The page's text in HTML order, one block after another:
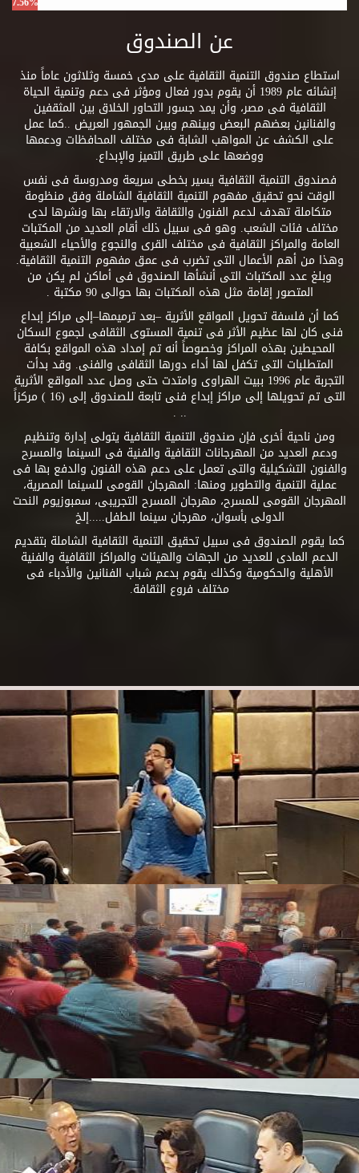
عن الصندوق
استطاع صندوق التنمية الثقافية على مدى خمسة وثلاثون عاماً منذ
إنشائه عام 1989 أن يقوم بدور فعال ومؤثر فى دعم وتنمية الحياة
الثقافية فى مصر، وأن يمد جسور التحاور الخلاق بين المثقفين
والفنانين بعضهم البعض وبينهم وبين الجمهور العريض ..كما عمل
على الكشف عن المواهب الشابة فى مختلف المحافظات ودعمها
ووضعها على طريق التميز والإبداع.
فصندوق التنمية الثقافية يسير بخطى سريعة ومدروسة فى نفس
الوقت نحو تحقيق مفهوم التنمية الثقافية الشاملة وفق منظومة
متكاملة تهدف لدعم الفنون والثقافة والارتقاء بها ونشرها لدى
مختلف فئات الشعب. وهو فى سبيل ذلك أقام العديد من المكتبات
العامة والمراكز الثقافية فى مختلف القرى والنجوع والأحياء الشعبية
وهذا من أهم الأعمال التى تضرب فى عمق مفهوم التنمية الثقافية.
وبلغ عدد المكتبات التى أنشأها الصندوق فى أماكن لم يكن من
المتصور إقامة مثل هذه المكتبات بها حوالى 90 مكتبة .
كما أن فلسفة تحويل المواقع الأثرية –بعد ترميمها–إلى مراكز إبداع
فنى كان لها عظيم الأثر فى تنمية المستوى الثقافى لجموع السكان
المحيطين بهذه المراكز وخصوصاً أنه تم إمداد هذه المواقع بكافة
المتطلبات التى تكفل لها أداء دورها الثقافى والفنى. وقد بدأت
التجربة عام 1996 ببيت الهراوى وامتدت حتى وصل عدد المواقع الأثرية
التى تم تحويلها إلى مراكز إبداع فنى تابعة للصندوق إلى (16 ) مركزاً
.. .
ومن ناحية أخرى فإن صندوق التنمية الثقافية يتولى إدارة وتنظيم
ودعم العديد من المهرجانات الثقافية والفنية فى السينما والمسرح
والفنون التشكيلية والتى تعمل على دعم هذه الفنون والدفع بها فى
عملية التنمية والتطوير ومنها: المهرجان القومى للسينما المصرية،
المهرجان القومى للمسرح، مهرجان المسرح التجريبى، سمبوزيوم النحت
الدولى بأسوان، مهرجان سينما الطفل.....إلخ
كما يقوم الصندوق فى سبيل تحقيق التنمية الثقافية الشاملة بتقديم
الدعم المادى للعديد من الجهات والهيئات والمراكز الثقافية والفنية
الأهلية والحكومية وكذلك يقوم بدعم شباب الفنانين والأدباء فى
مختلف فروع الثقافة.